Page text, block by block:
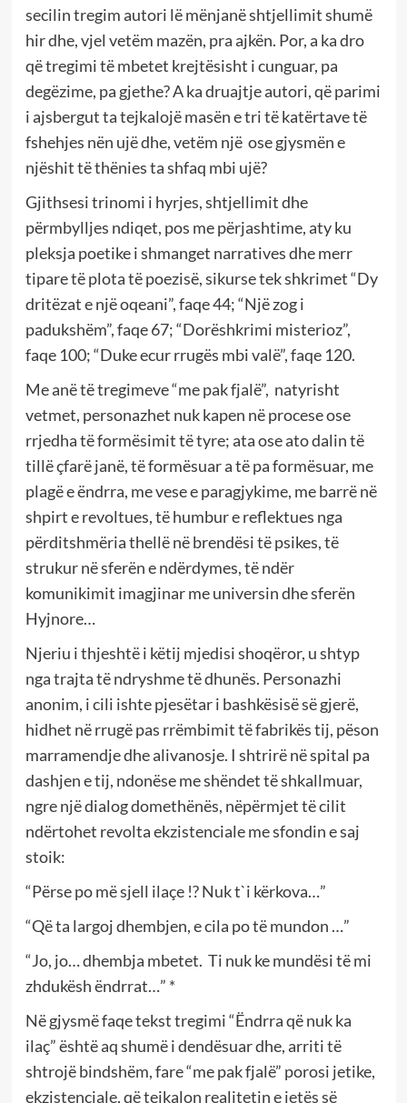
secilin tregim autori lë mënjanë shtjellimit shumë
hir dhe, vjel vetëm mazën, pra ajkën. Por, a ka dro
që tregimi të mbetet krejtësisht i cunguar, pa
degëzime, pa gjethe? A ka druajtje autori, që parimi
i ajsbergut ta tejkalojë masën e tri të katërtave të
fshehjes nën ujë dhe, vetëm një ose gjysmën e
njëshit të thënies ta shfaq mbi ujë?
Gjithsesi trinomi i hyrjes, shtjellimit dhe
përmbylljes ndiqet, pos me përjashtime, aty ku
pleksja poetike i shmanget narratives dhe merr
tipare të plota të poezisë, sikurse tek shkrimet “Dy
dritëzat e një oqeani”, faqe 44; “Një zog i
padukshëm”, faqe 67; “Dorëshkrimi misterioz”,
faqe 100; “Duke ecur rrugës mbi valë”, faqe 120.
Me anë të tregimeve “me pak fjalë”, natyrisht
vetmet, personazhet nuk kapen në procese ose
rrjedha të formësimit të tyre; ata ose ato dalin të
tillë çfarë janë, të formësuar a të pa formësuar, me
plagë e ëndrra, me vese e paragjykime, me barrë në
shpirt e revoltues, të humbur e reflektues nga
përditshmëria thellë në brendësi të psikes, të
strukur në sferën e ndërdymes, të ndër
komunikimit imagjinar me universin dhe sferën
Hyjnore…
Njeriu i thjeshtë i këtij mjedisi shoqëror, u shtyp
nga trajta të ndryshme të dhunës. Personazhi
anonim, i cili ishte pjesëtar i bashkësisë së gjerë,
hidhet në rrugë pas rrëmbimit të fabrikës tij, pëson
marramendje dhe alivanosje. I shtrirë në spital pa
dashjen e tij, ndonëse me shëndet të shkallmuar,
ngre një dialog domethënës, nëpërmjet të cilit
ndërtohet revolta ekzistenciale me sfondin e saj
stoik:
“Përse po më sjell ilaçe !? Nuk t`i kërkova…”
“Që ta largoj dhembjen, e cila po të mundon …”
“Jo, jo… dhembja mbetet. Ti nuk ke mundësi të mi
zhdukësh ëndrrat…” *
Në gjysmë faqe tekst tregimi “Ëndrra që nuk ka
ilaç” është aq shumë i dendësuar dhe, arriti të
shtrojë bindshëm, fare “me pak fjalë” porosi jetike,
ekzistenciale, që tejkalon realitetin e jetës së